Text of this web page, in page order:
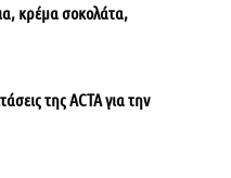
κρέμα σοκολάτα,
της ACTA για την